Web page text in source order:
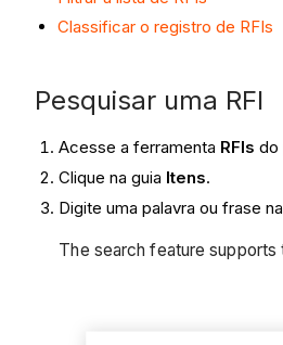
Classificar o registro de RFIs
Pesquisar uma RFI
Acesse a ferramenta RFIs do
Clique na guia Itens.
Digite uma palavra ou frase
The search feature